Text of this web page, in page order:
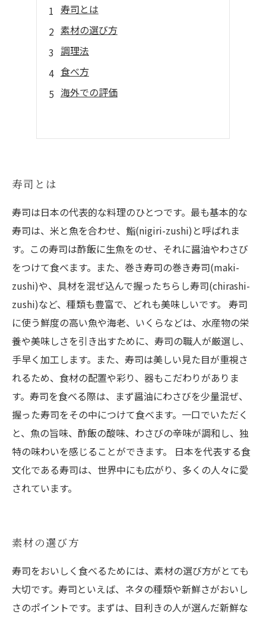
寿司とは
素材の選び方
調理法
食べ方
海外での評価
寿司とは
寿司は日本の代表的な料理のひとつです。最も基本的な
寿司は、米と魚を合わせ、鮨(nigiri-zushi)と呼ばれま
す。この寿司は酢飯に生魚をのせ、それに醤油やわさび
をつけて食べます。また、巻き寿司の巻き寿司(maki-
zushi)や、具材を混ぜ込んで握ったちらし寿司(chirashi-
zushi)など、種類も豊富で、どれも美味しいです。 寿司
に使う鮮度の高い魚や海老、いくらなどは、水産物の栄
養や美味しさを引き出すために、寿司の職人が厳選し、
手早く加工します。また、寿司は美しい見た目が重視さ
れるため、食材の配置や彩り、器もこだわりがありま
す。寿司を食べる際は、まず醤油にわさびを少量混ぜ、
握った寿司をその中につけて食べます。一口でいただく
と、魚の旨味、酢飯の酸味、わさびの辛味が調和し、独
特の味わいを感じることができます。 日本を代表する食
文化である寿司は、世界中にも広がり、多くの人々に愛
されています。
素材の選び方
寿司をおいしく食べるためには、素材の選び方がとても
大切です。寿司といえば、ネタの種類や新鮮さがおいし
さのポイントです。まずは、目利きの人が選んだ新鮮な